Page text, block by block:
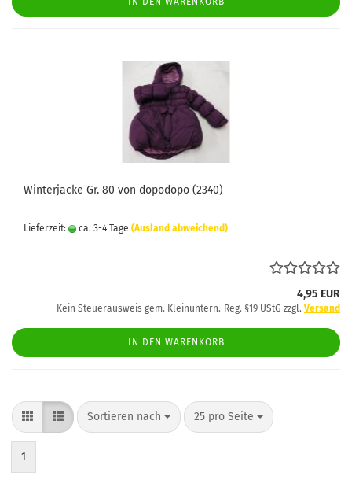
Winterjacke Gr. 80 von dopodopo (2340)
Lieferzeit: ca. 3-4 Tage (Ausland abweichend)
4,95 EUR
Kein Steuerausweis gem. Kleinuntern.-Reg. §19 UStG zzgl. Versand
IN DEN WARENKORB
Sortieren nach
Sortieren nach 25 pro Seite
pro Seite
1